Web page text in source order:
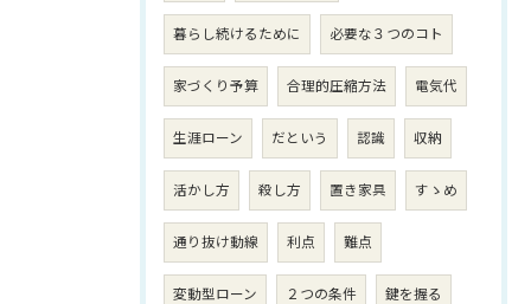
暮らし続けるために 必要な３つのコト
家づくり予算 合理的圧縮方法 電気代
生涯ローン だという 認識 収納
活かし方 殺し方 置き家具 すゝめ
通り抜け動線 利点 難点
変動型ローン ２つの条件 鍵を握る